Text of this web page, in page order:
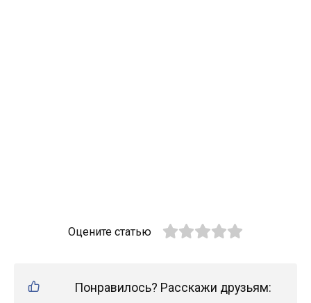
Оцените статью
Понравилось? Расскажи друзьям: